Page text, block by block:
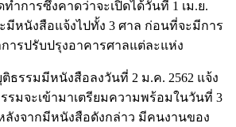
ำการซึ่งคาดว่าจะเปิดได้วันที่ 1 เม.ย.
มีหนังสือแจ้งไปทั้ง 3 ศาล ก่อนที่จะมีการ
การปรับปรุงอาคารศาลแต่ละแห่ง
ธรรมมีหนังสือลงวันที่ 2 ม.ค. 2562 แจ้ง
รมจะเข้ามาเตรียมความพร้อมในวันที่ 3
ลังจากมีหนังสือดังกล่าว มีคนงานของ